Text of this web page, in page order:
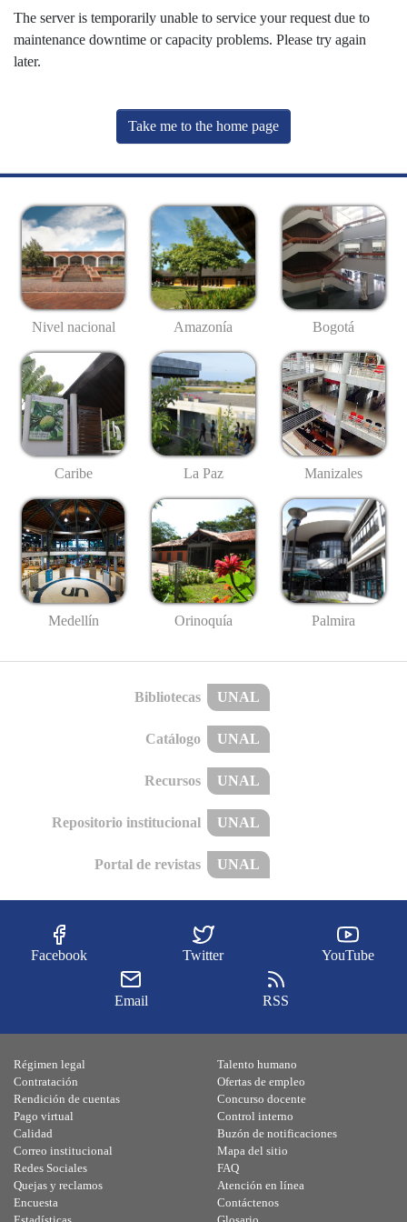
The server is temporarily unable to service your request due to
maintenance downtime or capacity problems. Please try again
later.
Take me to the home page
Nivel nacional Amazonía Bogotá
Caribe La Paz Manizales
Medellín Orinoquía Palmira
Bibliotecas UNAL
Catálogo UNAL
Recursos UNAL
Repositorio institucional UNAL
Portal de revistas UNAL
Facebook Twitter YouTube
Email RSS
Régimen legal
Contratación
Rendición de cuentas
Pago virtual
Calidad
Talento humano
Ofertas de empleo
Concurso docente
Control interno
Buzón de notificaciones
Correo institucional
Redes Sociales
Quejas y reclamos
Encuesta
Mapa del sitio
FAQ
Atención en línea
Contáctenos